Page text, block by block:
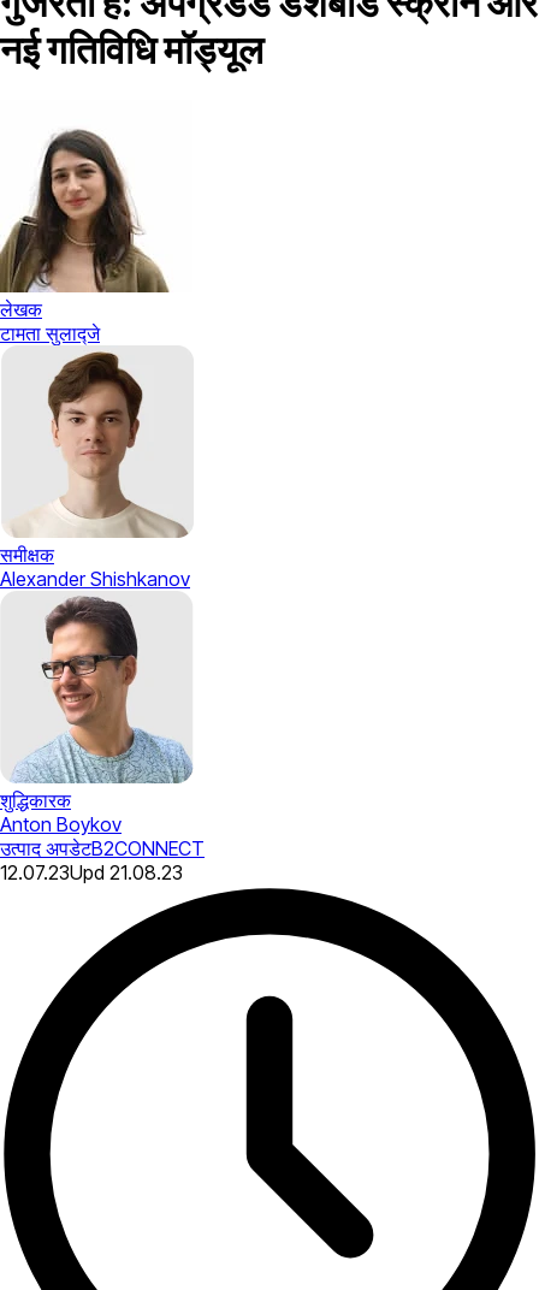
नई गतिविधि मॉड्यूल
लेखक
टामता सुलाद्जे
समीक्षक
Alexander Shishkanov
शुद्धिकारक
Anton Boykov
उत्पाद अपडेटB2CONNECT
12.07.23Upd 21.08.23